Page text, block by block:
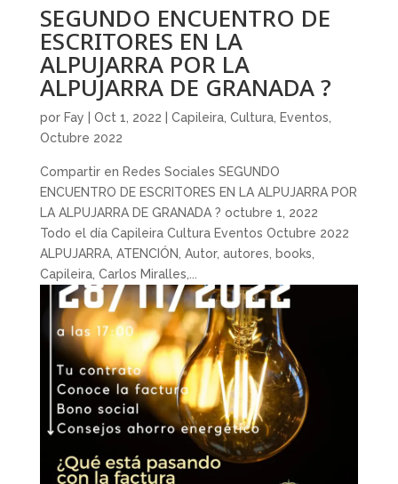
SEGUNDO ENCUENTRO DE
ESCRITORES EN LA
ALPUJARRA POR LA
ALPUJARRA DE GRANADA ?
por Fay Oct 1, 2022 Capileira, Cultura, Eventos
Octubre 2022
Compartir en Redes Sociales SEGUNDO
ENCUENTRO DE ESCRITORES EN LA ALPUJARRA POR
LA ALPUJARRA DE GRANADA ? octubre 1, 2022
Todo el día Capileira Cultura Eventos Octubre 2022
ALPUJARRA, ATENCIÓN, Autor, autores, books,
Capileira, Carlos Miralles,...